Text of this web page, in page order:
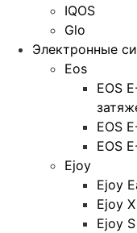
IQOS
Glo
Электронные
Eos
EOS
EOS
EOS
Ejoy
Ejoy
Ejoy X
Ejoy S